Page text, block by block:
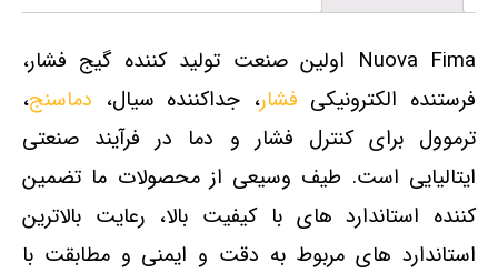
Nuova Fima اولین صنعت تولید کننده گیج فشار،
فرستنده الکترونیکی فشار، جداکننده سیال، دماسنج،
ترموول برای کنترل فشار و دما در فرآیند صنعتی
ایتالیایی است. طیف وسیعی از محصولات ما تضمین
کننده استاندارد های با کیفیت بالا، رعایت بالاترین
استاندارد های مربوط به دقت و ایمنی و مطابقت با